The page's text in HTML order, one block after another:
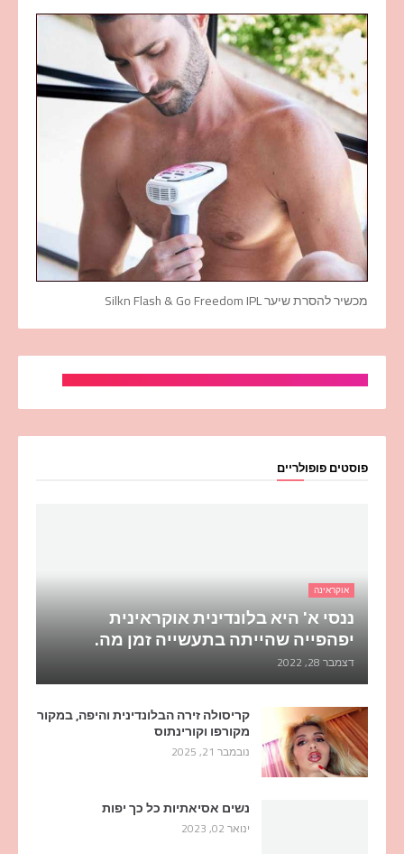
מכשיר להסרת שיער Silkn Flash & Go Freedom IPL
פוסטים פופולריים
אוקראינה
ננסי א' היא בלונדינית אוקראינית
יפהפייה שהייתה בתעשייה זמן מה.
דצמבר 28, 2022
קריסולה זירה הבלונדינית והיפה, במקור
מקורפו וקורינתוס
נובמבר 21, 2025
נשים אסיאתיות כל כך יפות
ינואר 02, 2023